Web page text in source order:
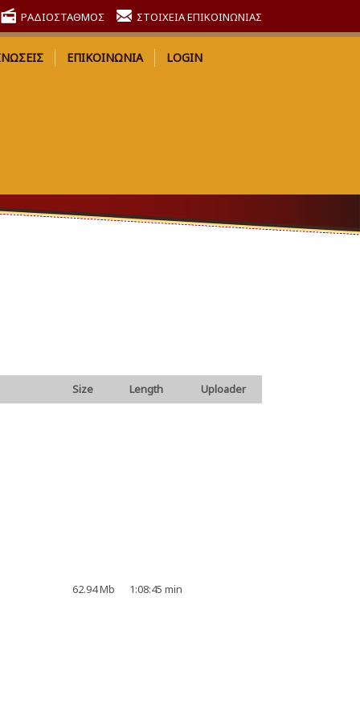
ΣΤΟΙΧΕΙΑ ΕΠΙΚΟΙΝΩΝΙΑΣ
ΡΑΔΙΟΣΤΑΘΜΟΣ
ΕΠΙΚΟΙΝΩΝΙΑ LOGIN
Size Length Uploader
62.94 Mb 1:08:45 min